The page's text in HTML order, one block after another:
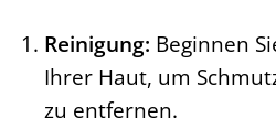
Reinigung: Beginnen
Ihrer Haut, um
zu entfernen.